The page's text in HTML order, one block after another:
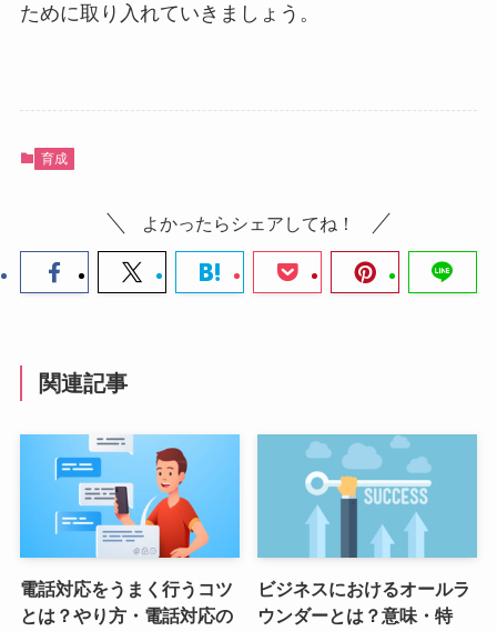
ために取り入れていきましょう。
育成
よかったらシェアしてね！
関連記事
電話対応をうまく行うコツ
とは？やり方・電話対応の
ビジネスにおけるオールラ
ウンダーとは？意味・特